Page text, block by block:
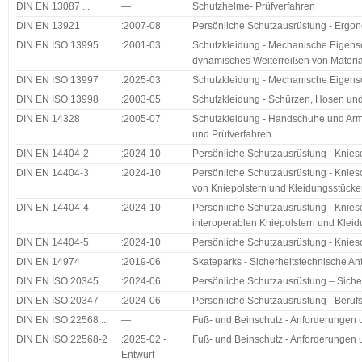
DIN EN 13087 ...
—
Schutzhelme- Prüfverfahren
DIN EN 13921
:2007-08
Persönliche Schutzausrüstung -
DIN EN ISO 13995
:2001-03
Schutzkleidung - Mechanische
dynamisches Weiterreißen von
DIN EN ISO 13997
:2025-03
Schutzkleidung - Mechanische
DIN EN ISO 13998
:2003-05
Schutzkleidung - Schürzen, Hosen
DIN EN 14328
:2005-07
Schutzkleidung - Handschuhe und
und Prüfverfahren
DIN EN 14404-2
:2024-10
Persönliche Schutzausrüstung -
DIN EN 14404-3
:2024-10
Persönliche Schutzausrüstung -
von Kniepolstern und
DIN EN 14404-4
:2024-10
Persönliche Schutzausrüstung -
interoperablen Kniepolstern und
DIN EN 14404-5
:2024-10
Persönliche Schutzausrüstung -
DIN EN 14974
:2019-06
Skateparks - Sicherheitstechnische
DIN EN ISO 20345
:2024-06
Persönliche Schutzausrüstung –
DIN EN ISO 20347
:2024-06
Persönliche Schutzausrüstung -
DIN EN ISO 22568 ...
—
Fuß- und Beinschutz -
DIN EN ISO 22568-2
:2025-02 -
Entwurf
Fuß- und Beinschutz -